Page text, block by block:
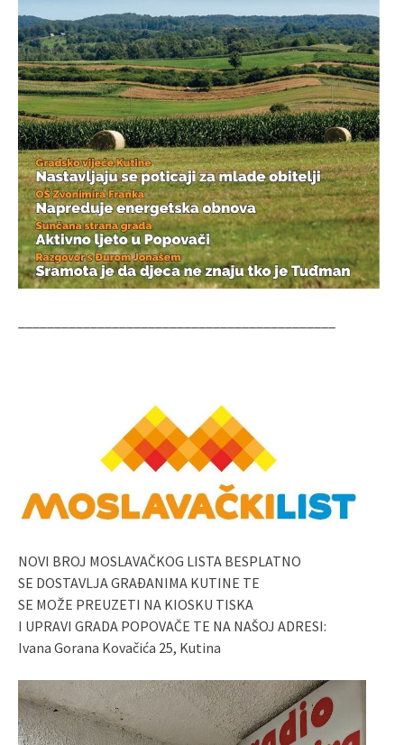
NOVI BROJ MOSLAVAČKOG LISTA BESPLATNO
SE DOSTAVLJA GRAĐANIMA KUTINE TE
SE MOŽE PREUZETI NA KIOSKU TISKA
I UPRAVI GRADA POPOVAČE TE NA NAŠOJ ADRESI:
Ivana Gorana Kovačića 25, Kutina